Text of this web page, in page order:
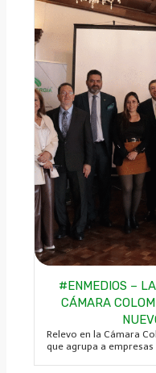
#ENMEDIOS –
CÁMARA
Relevo en la Cámara
que agrupa a